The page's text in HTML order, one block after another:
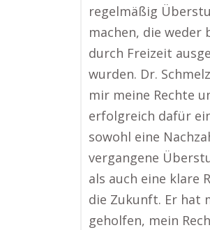
regelmäßig
machen, die weder
durch Freizeit
wurden. Dr.
mir meine Rechte
erfolgreich dafür
sowohl eine
vergangene
als auch eine klare
die Zukunft. Er hat
geholfen, mein